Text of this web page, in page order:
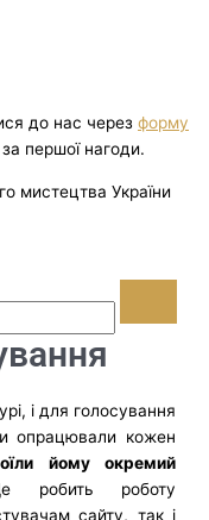
до нас через форму
першої нагоди.
мистецтва України
і для голосування
опрацювали кожен
йому окремий
робить роботу
сайту, так і